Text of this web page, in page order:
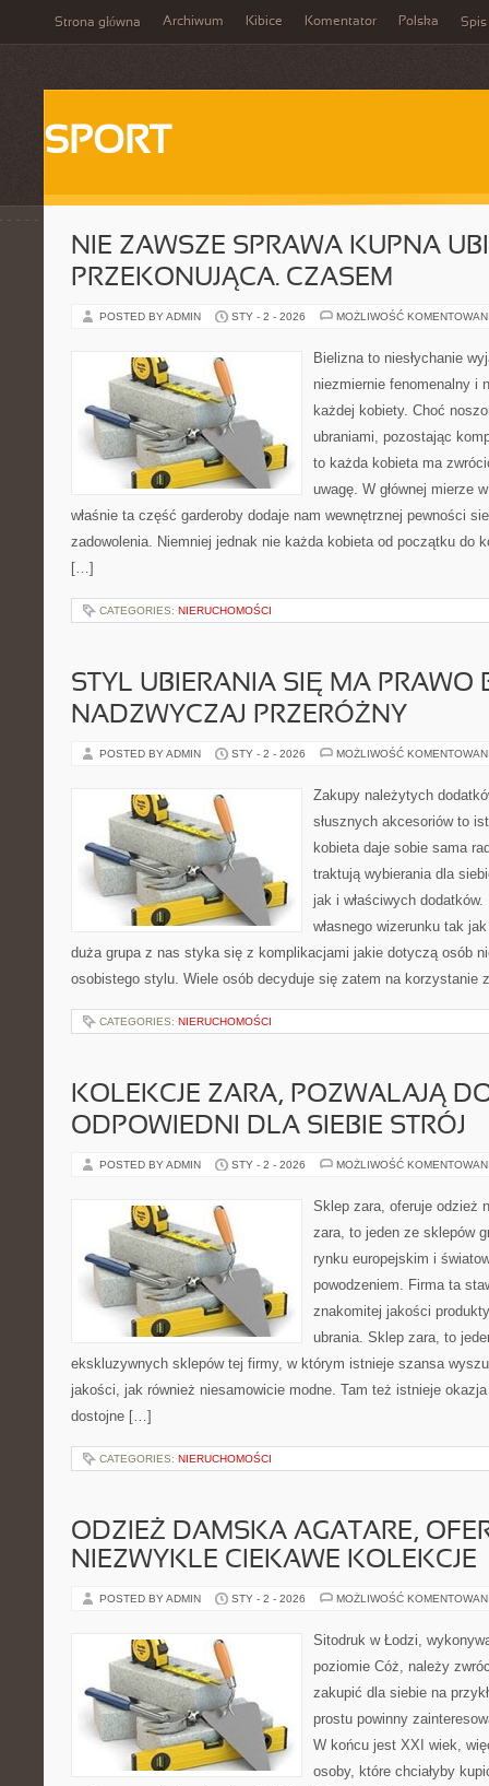
Strona główna Archiwum Kibice Komentator Polska Spis
SPORT
NIE ZAWSZE SPRAWA KUPNA
PRZEKONUJĄCA. CZASEM
POSTED BY ADMIN STY - 2 - 2026 MOŻLIWOŚĆ
Bielizna to niesłychanie
niezmiernie fenomenalny i
każdej kobiety. Choć
ubraniami, pozostając
to każda kobieta ma
uwagę. W głównej mierze
właśnie ta część garderoby dodaje nam wewnętrznej pewności
zadowolenia. Niemniej jednak nie każda kobieta od początku do
[…]
CATEGORIES: NIERUCHOMOŚCI
STYL UBIERANIA SIĘ MA PRAWO
NADZWYCZAJ PRZERÓŻNY
POSTED BY ADMIN STY - 2 - 2026 MOŻLIWOŚĆ
Zakupy należytych
słusznych akcesoriów to
kobieta daje sobie sama
traktują wybierania dla
jak i właściwych
własnego wizerunku tak
duża grupa z nas styka się z komplikacjami jakie dotyczą osób
osobistego stylu. Wiele osób decyduje się zatem na korzystanie
CATEGORIES: NIERUCHOMOŚCI
KOLEKCJE ZARA, POZWALAJĄ
ODPOWIEDNI DLA SIEBIE STRÓJ
POSTED BY ADMIN STY - 2 - 2026 MOŻLIWOŚĆ
Sklep zara, oferuje odzież
zara, to jeden ze sklepów
rynku europejskim i
powodzeniem. Firma ta
znakomitej jakości
ubrania. Sklep zara, to
ekskluzywnych sklepów tej firmy, w którym istnieje szansa
jakości, jak również niesamowicie modne. Tam też istnieje
dostojne […]
CATEGORIES: NIERUCHOMOŚCI
ODZIEŻ DAMSKA AGATARE,
NIEZWYKLE CIEKAWE KOLEKCJE
POSTED BY ADMIN STY - 2 - 2026 MOŻLIWOŚĆ
Sitodruk w Łodzi,
poziomie Cóż, należy
zakupić dla siebie na
prostu powinny
W końcu jest XXI wiek,
osoby, które chciałyby